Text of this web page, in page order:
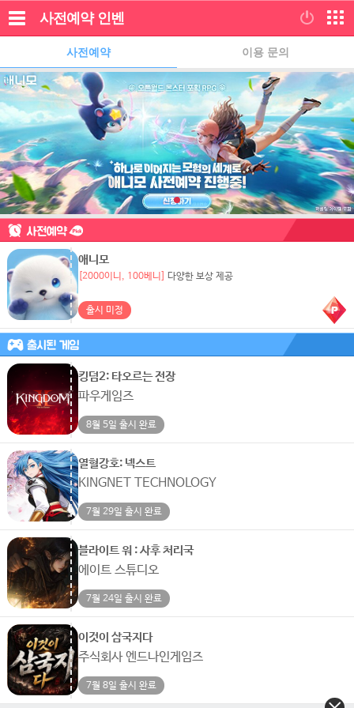
사전예약 인벤
사전예약 이용 문의
애니모
[2000이니, 100베니] 다양한 보상 제공
출시 미정
킹덤2: 타오르는 전장
파우게임즈
8월 5일 출시 완료
열혈강호: 넥스트
KINGNET TECHNOLOGY
7월 29일 출시 완료
블라이트 워 : 사후 처리국
에이트 스튜디오
7월 24일 출시 완료
이것이 삼국지다
주식회사 엔드나인게임즈
7월 8일 출시 완료